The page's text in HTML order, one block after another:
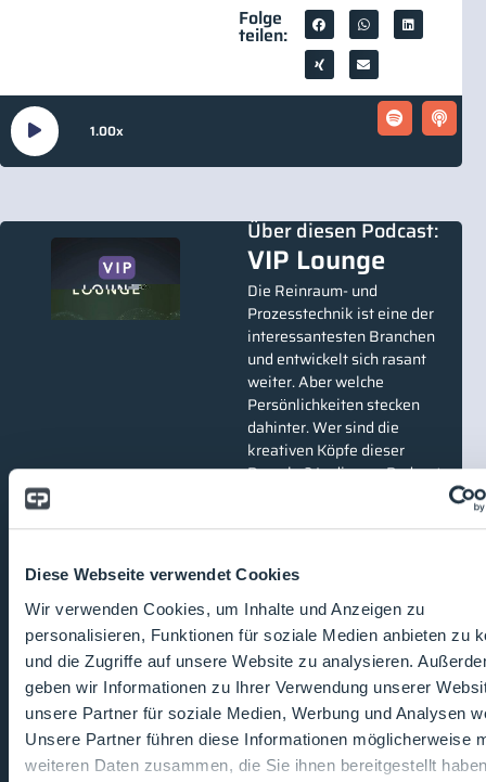
Diese Webseite verwendet Cookies
Wir verwenden Cookies, um Inhalte und Anzeigen zu
personalisieren, Funktionen für soziale Medien anbieten zu
und die Zugriffe auf unsere Website zu analysieren.
geben wir Informationen zu Ihrer Verwendung unserer
unsere Partner für soziale Medien, Werbung und Analysen
Unsere Partner führen diese Informationen möglicherweise
weiteren Daten zusammen, die Sie ihnen bereitgestellt
Folge
teilen:
Audio-
Player
00:00
40:15
1.00x
Über diesen Podcast:
VIP Lounge
Die Reinraum- und
Prozesstechnik ist eine der
interessantesten Branchen
und entwickelt sich rasant
weiter. Aber welche
Persönlichkeiten stecken
dahinter. Wer sind die
kreativen Köpfe dieser
Branche? In diesem Podcast
Entscheiderinnen und
Entscheider ganz persönlich
kennen. Wer kann eine
Propellermaschine fliegen?
Wer hat sich statt
scheißender Gänse für
Pferde im Garten
entschieden? Und welcher
der Entscheider strahlt durch
seine ganz persönliche Ethik